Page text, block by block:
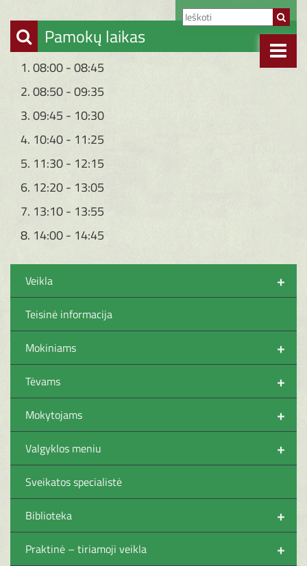
Pamokų laikas
1. 08:00 - 08:45
2. 08:50 - 09:35
3. 09:45 - 10:30
4. 10:40 - 11:25
5. 11:30 - 12:15
6. 12:20 - 13:05
7. 13:10 - 13:55
8. 14:00 - 14:45
+
Veikla
Teisinė informacija
+
Mokiniams
+
Tėvams
+
Mokytojams
+
Valgyklos meniu
Sveikatos specialistė
+
Biblioteka
+
Praktinė – tiriamoji veikla